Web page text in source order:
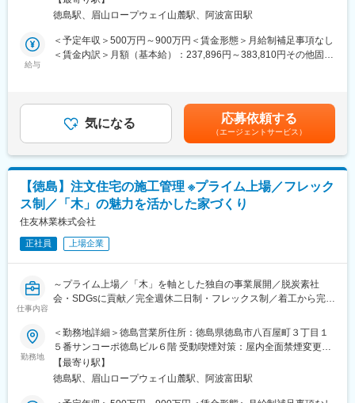
社負担)完備、有給消化率50％以上など仕事以外の面から社員をサ
■当社の魅力
池材料」の素材に多く使われる材料を扱っています。
二酸化炭素排出削減やDX推進、人材育成に力を入れており、地球
環境だけでなく、働く社員に対しても時代に合わせた施策を積極
的に推進しています。
変更の範囲：会社の定める業務
タート
・間取りや外観など基本プランを作成し、お客様とのお打ち合わ
せを重ねながら設計し、契約図面を完成させていきます。
・本契約後はスムーズな着工へ向け、内装や設備を含めた詳細な
■組織構成：
全国約1440名の営業に対して、約700名の設計担当がいます。お
■本ポジションのやりがい：
自由設計のため、一つとして同じ家はありません。また扱う樹種
は幅広く、病院併用やアパート併用など特殊な案件もあります。
また戸建のみならず、ご自身の希望により、集合住宅（フォレス
トメゾン）や店舗などを手掛けていくことも可能です。何年経っ
ても新しい分野で挑戦ができる魅力があります。
■福利厚生・就業環境：
完全週休二日制で、フレックスタイム制・テレワーク制度・ノー
残業デーなど、働きやすい環境が整っています。
怠管理を実施、業務量などを鑑みながら上司が案件差配を行いま
す。
産後パパ育休の取得実績も多数あります。また子供が小学6年生の
年度末まで、短時間勤務や週休3日制、子の行事休暇、看護休暇な
徳島駅、眉山ロープウェイ山麓駅、阿波富田駅
給与
＜予定年収＞500万円～900万円＜賃金形態＞月給制補足事項なし
＜賃金内訳＞月額（基本給）：237,896円～383,810円その他固定
含む）＜昇給有無＞有＜残業手当＞有＜給与補足＞※給与は経験、
能力を考慮の上決定します。■昇給：年1回■賞与：年2回（6月、
12月にそれぞれ3ヶ月分ずつ合計6ヶ月分支給※業績に応じて増減
あり）賃金はあくまでも目安の金額であり、選考を通じて上下す
る可能性があります。月給(月額)は固定手当を含めた表記です。
気になる 応募依頼する
（エージェントサービス）
【徳島】注文住宅の施工管理 ※プライム上場／フレック
ス制／「木」の魅力を活かした家づくり
住友林業株式会社
正社員 上場企業
仕事内容
～プライム上場／「木」を軸とした独自の事業展開／脱炭素社
会・SDGsに貢献／完全週休二日制・フレックス制／着工から完成
■業務内容：
木造注文住宅で国内トップクラスのシェアを持つ当社にて、注文
住宅の施工管理担当を募集します。
＜具体的な業務内容＞
・工程説明、建築資材の手配などの着工準備
・工事期間中の安全確保、施工の手順や精度のチェック
勤務地
＜勤務地詳細＞徳島営業所住所：徳島県徳島市八百屋町３丁目１
５番サンコーポ徳島ビル６階 受動喫煙対策：屋内全面禁煙変更の
範囲：会社の定める事業所
【最寄り駅】
徳島駅、眉山ロープウェイ山麓駅、阿波富田駅